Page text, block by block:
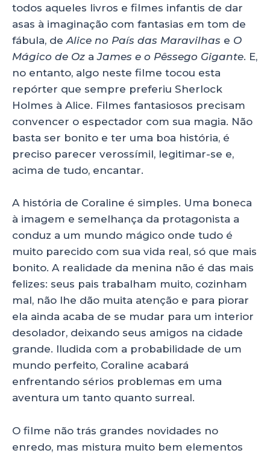
todos aqueles livros e filmes infantis de dar
asas à imaginação com fantasias em tom de
fábula, deAlice no País das Maravilhas e O
Mágico de Oz aJames e o Pêssego Gigante. E,
no entanto, algo neste filme tocou esta
repórter que sempre preferiu Sherlock
Holmes à Alice. Filmes fantasiosos precisam
convencer o espectador com sua magia. Não
basta ser bonito e ter uma boa história, é
preciso parecer verossímil, legitimar-se e,
acima de tudo, encantar.
A história de Coraline é simples. Uma boneca
à imagem e semelhança da protagonista a
conduz a um mundo mágico onde tudo é
muito parecido com sua vida real, só que mais
bonito. A realidade da menina não é das mais
felizes: seus pais trabalham muito, cozinham
mal, não lhe dão muita atenção e para piorar
ela ainda acaba de se mudar para um interior
desolador, deixando seus amigos na cidade
grande. Iludida com a probabilidade de um
mundo perfeito, Coraline acabará
enfrentando sérios problemas em uma
aventura um tanto quanto surreal.
O filme não trás grandes novidades no
enredo, mas mistura muito bem elementos